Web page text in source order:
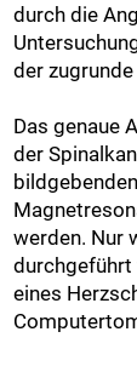
durch die
der
Das genaue
der
werden. Nur
durchgeführt
eines